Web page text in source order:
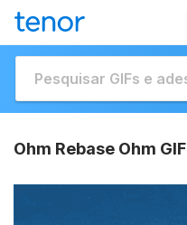
Ohm Rebase Ohm GIF